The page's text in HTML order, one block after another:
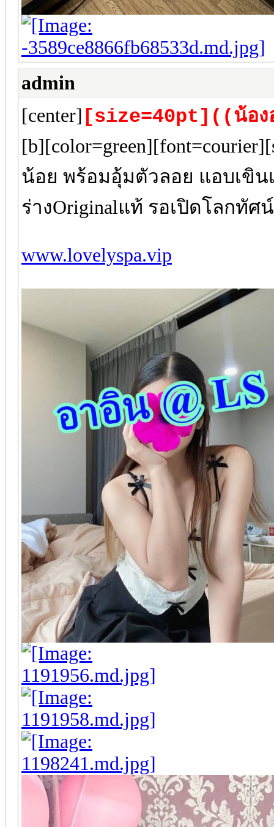
admin
[center] [size=40pt]((น้อ
น้อย พร้อมอุ้มตัวลอย แอบเขิน
ร่างOriginalแท้ รอเปิดโลกทัศ
www.lovelyspa.vip